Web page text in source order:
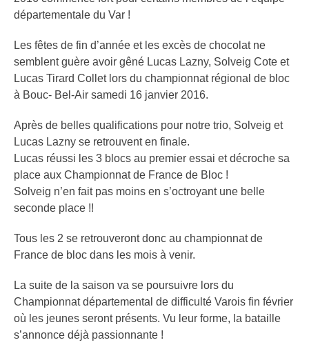
départementale du Var !
Les fêtes de fin d’année et les excès de chocolat ne
semblent guère avoir gêné Lucas Lazny, Solveig Cote et
Lucas Tirard Collet lors du championnat régional de bloc
à Bouc- Bel-Air samedi 16 janvier 2016.
Après de belles qualifications pour notre trio, Solveig et
Lucas Lazny se retrouvent en finale.
Lucas réussi les 3 blocs au premier essai et décroche sa
place aux Championnat de France de Bloc !
Solveig n’en fait pas moins en s’octroyant une belle
seconde place !!
Tous les 2 se retrouveront donc au championnat de
France de bloc dans les mois à venir.
La suite de la saison va se poursuivre lors du
Championnat départemental de difficulté Varois fin février
où les jeunes seront présents. Vu leur forme, la bataille
s’annonce déjà passionnante !